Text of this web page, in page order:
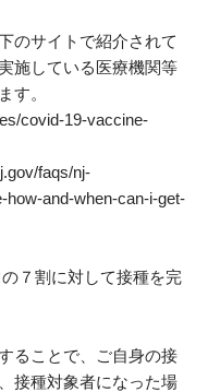
のサイトで紹介されて
施している医療機関等
す。
covid-19-vaccine-
faqs/nj-
how-and-when-can-i-get-
７割に対して接種を完
ることで、ご自身の接
接種対象者になった場